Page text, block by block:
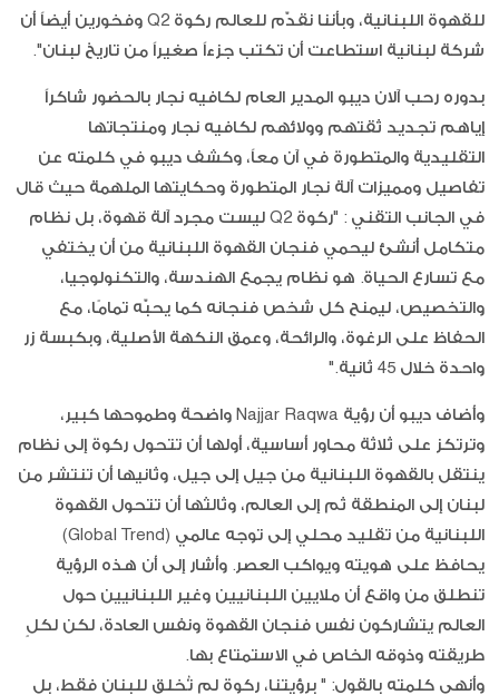
للقهوة اللبنانية، وبأننا نقدّم للعالم ركوة Q2 وفخورين أيضاً أن
شركة لبنانية استطاعت أن تكتب جزءاً صغيراً من تاريخ لبنان".
بدوره رحب آلان ديبو المدير العام لكافيه نجار بالحضور شاكراً
إياهم تجديد ثقتهم وولائهم لكافيه نجار ومنتجاتها
التقليدية والمتطورة في آن معاً، وكشف ديبو في كلمته عن
تفاصيل ومميزات آلة نجار المتطورة وحكايتها الملهمة حيث قال
في الجانب التقني : "ركوة Q2 ليست مجرد آلة قهوة، بل نظام
متكامل أُنشئ ليحمي فنجان القهوة اللبنانية من أن يختفي
مع تسارع الحياة. هو نظام يجمع الهندسة، والتكنولوجيا،
والتخصيص، ليمنح كل شخص فنجانه كما يحبّه تمامًا، مع
الحفاظ على الرغوة، والرائحة، وعمق النكهة الأصلية، وبكبسة زر
واحدة خلال 45 ثانية."
وأضاف ديبو أن رؤية Najjar Raqwa واضحة وطموحها كبير،
وترتكز على ثلاثة محاور أساسية، أولها أن تتحول ركوة إلى نظام
ينتقل بالقهوة اللبنانية من جيل إلى جيل، وثانيها أن تنتشر من
لبنان إلى المنطقة ثم إلى العالم، وثالثها أن تتحول القهوة
اللبنانية من تقليد محلي إلى توجه عالمي (Global Trend)
يحافظ على هويته ويواكب العصر. وأشار إلى أن هذه الرؤية
تنطلق من واقع أن ملايين اللبنانيين وغير اللبنانيين حول
العالم يتشاركون نفس فنجان القهوة ونفس العادة، لكن لكلٍ
طريقته وذوقه الخاص في الاستمتاع بها.
وأنهى كلمته بالقول: " برؤيتنا، ركوة لم تُخلق للبنان فقط، بل